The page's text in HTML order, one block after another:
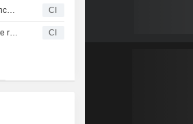
Central Forest Group, Inc. (NSE:7675) annonce un rachat d'actions pour 387.200 actions, représentant 4,41%, pour un montant de 828,89 millions ¥. CI
Central Forest Group, Inc. autorise un plan de rachat. CI